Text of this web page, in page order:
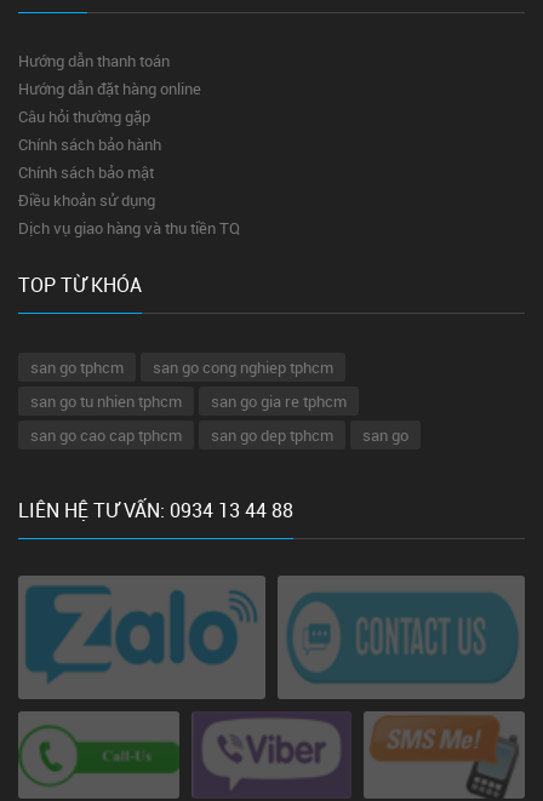
Hướng dẫn thanh toán
Hướng dẫn đặt hàng online
Câu hỏi thường gặp
Chính sách bảo hành
Chính sách bảo mật
Điều khoản sử dụng
Dịch vụ giao hàng và thu tiền TQ
TOP TỪ KHÓA
san go tphcm
san go cong nghiep tphcm
san go tu nhien tphcm
san go gia re tphcm
san go cao cap tphcm
san go dep tphcm san go
LIÊN HỆ TƯ VẤN: 0934 13 44 88